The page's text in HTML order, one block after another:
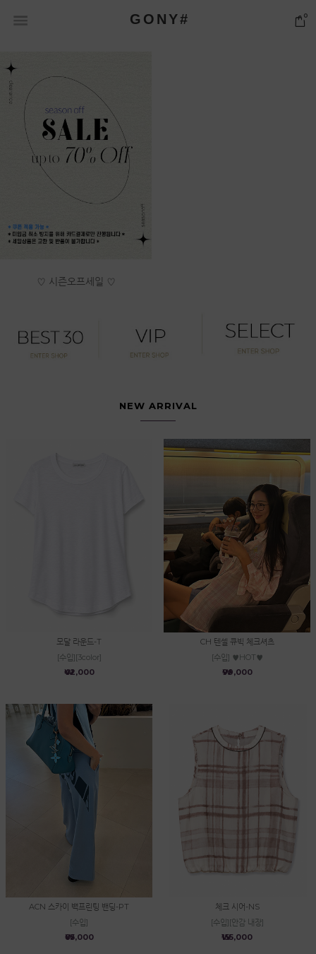
GONY# 0
♡ 시즌오프세일 ♡
NEW ARRIVAL
모달 라운드-T
[수입][3color]
₩42,000
CH 텐셀 큐빅 체크셔츠
[수입] ♥HOT♥
₩99,000
ACN 스카이 백프린팅 밴딩-PT
[수입]
₩85,000
체크 시어-NS
[수입][안감 내장]
₩155,000